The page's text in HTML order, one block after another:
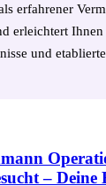
erfahrener
erleichtert
und
– Deine